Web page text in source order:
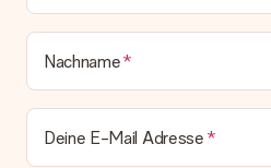
Nachname
Deine E-Mail Adresse